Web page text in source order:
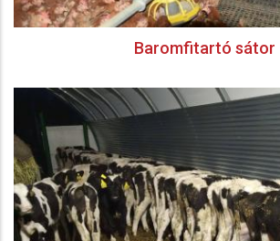
Baromfitartó sátor